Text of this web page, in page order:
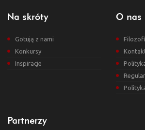
Na skróty
Gotują z nami
Konkursy
Inspiracje
O nas
Partnerzy